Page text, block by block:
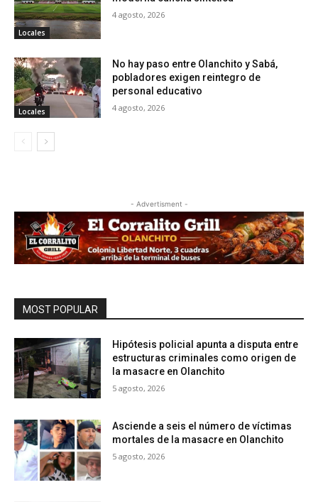
Locales
4 agosto, 2026
Locales
No hay paso entre Olanchito y Sabá,
pobladores exigen reintegro de
personal educativo
4 agosto, 2026
- Advertisment -
MOST POPULAR
Hipótesis policial apunta a disputa entre
estructuras criminales como origen de
la masacre en Olanchito
5 agosto, 2026
Asciende a seis el número de víctimas
mortales de la masacre en Olanchito
5 agosto, 2026